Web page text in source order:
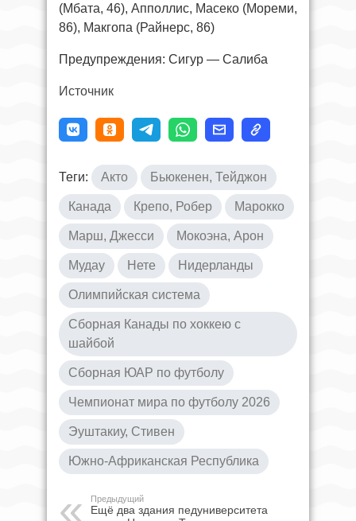
(Мбата, 46), Апполлис, Масеко (Мореми,
86), Макгопа (Райнерс, 86)
Предупреждения: Сигур — Салиба
Источник
Теги: Акто Бьюкенен, Тейджон
Канада Крепо, Робер Марокко
Марш, Джесси Мокоэна, Арон
Мудау Нете Нидерланды
Олимпийская система
Сборная Канады по хоккею с
шайбой
Сборная ЮАР по футболу
Чемпионат мира по футболу 2026
Эуштакиу, Стивен
Южно-Африканская Республика
Предыдущий
Ещё два здания педуниверситета